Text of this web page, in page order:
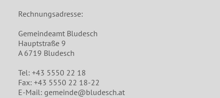
Rechnungsadresse:
Gemeindeamt Bludesch
Hauptstraße 9
A 6719 Bludesch
Tel: +43 5550 22 18
Fax: +43 5550 22 18-22
E-Mail: gemeinde@bludesch.at